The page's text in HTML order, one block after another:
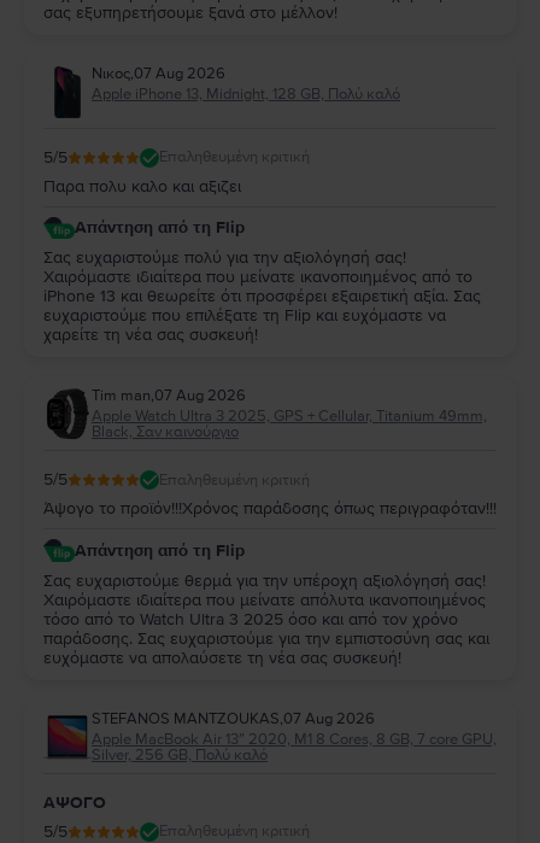
σας εξυπηρετήσουμε ξανά στο μέλλον!
Νικος,07 Aug 2026
Apple iPhone 13, Midnight, 128 GB, Πολύ καλό
5/5 Επαληθευμένη κριτική
Παρα πολυ καλο και αξιζει
Απάντηση από τη Flip
Σας ευχαριστούμε πολύ για την αξιολόγησή σας!
Χαιρόμαστε ιδιαίτερα που μείνατε ικανοποιημένος από το
iPhone 13 και θεωρείτε ότι προσφέρει εξαιρετική αξία. Σας
ευχαριστούμε που επιλέξατε τη Flip και ευχόμαστε να
χαρείτε τη νέα σας συσκευή!
Tim man,07 Aug 2026
Apple Watch Ultra 3 2025, GPS + Cellular, Titanium 49mm,
Black, Σαν καινούργιο
5/5 Επαληθευμένη κριτική
Άψογο το προϊόν!!!Χρόνος παράδοσης όπως περιγραφόταν!!!
Απάντηση από τη Flip
Σας ευχαριστούμε θερμά για την υπέροχη αξιολόγησή σας!
Χαιρόμαστε ιδιαίτερα που μείνατε απόλυτα ικανοποιημένος
τόσο από το Watch Ultra 3 2025 όσο και από τον χρόνο
παράδοσης. Σας ευχαριστούμε για την εμπιστοσύνη σας και
ευχόμαστε να απολαύσετε τη νέα σας συσκευή!
STEFANOS MANTZOUKAS,07 Aug 2026
Apple MacBook Air 13″ 2020, M1 8 Cores, 8 GB, 7 core GPU,
Silver, 256 GB, Πολύ καλό
ΑΨΟΓΟ
5/5 Επαληθευμένη κριτική